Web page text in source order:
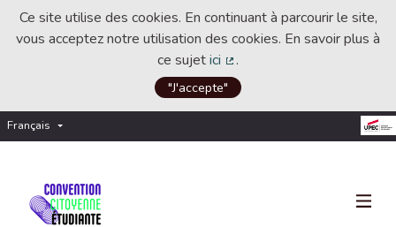
Ce site utilise des cookies. En continuant à parcourir le site,
vous acceptez notre utilisation des cookies. En savoir plus à
ce sujetici
(Lien externe)
.
"J'accepte"
Français Choisir la langue